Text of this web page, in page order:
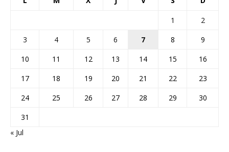
1
2
3
4 5 6 7 8
9
10
11 12 13 14 15
16
17
18 19 20 21 22
23
24
25 26 27 28 29
30
31
« Jul